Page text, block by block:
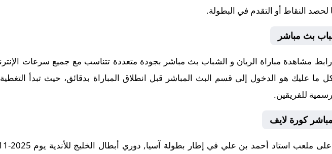
لحصد النقاط أو التقدم في البطولة.
بث مباشر
مشاهدة مباراة الريان و الشباب بث مباشر بجودة متعددة تتناسب مع جميع سرعات
كل ما عليك هو الدخول إلى قسم البث المباشر قبل انطلاق المباراة بدقائق، حيث تبدأ
للفريقين.
كورة لايف